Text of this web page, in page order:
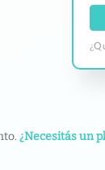
¿Necesitás un